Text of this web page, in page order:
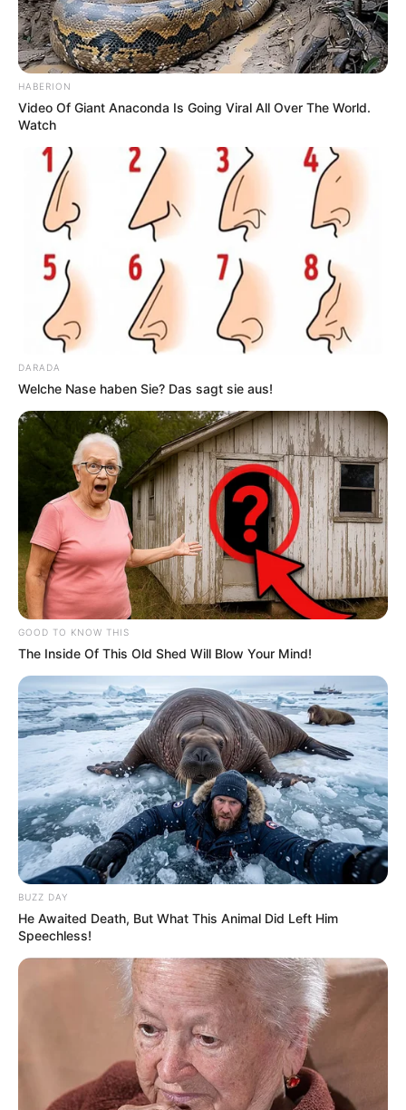
HABERION
Video Of Giant Anaconda Is Going Viral All Over The World.
Watch
DARADA
Welche Nase haben Sie? Das sagt sie aus!
GOOD TO KNOW THIS
The Inside Of This Old Shed Will Blow Your Mind!
BUZZ DAY
He Awaited Death, But What This Animal Did Left Him
Speechless!